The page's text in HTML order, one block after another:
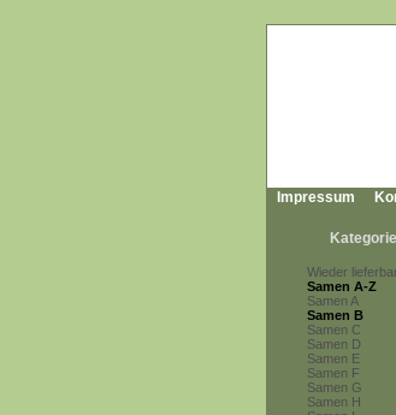
Impressum
Wieder
Samen A-Z
Samen A
Samen B
Samen C
Samen D
Samen E
Samen F
Samen G
Samen H